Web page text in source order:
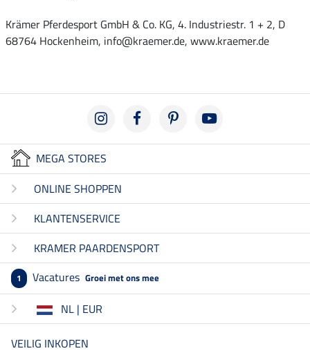
Krämer Pferdesport GmbH & Co. KG, 4. Industriestr. 1 + 2, D
68764 Hockenheim, info@kraemer.de, www.kraemer.de
MEGA STORES
ONLINE SHOPPEN
KLANTENSERVICE
KRAMER PAARDENSPORT
1 Vacatures Groei met ons mee
NL | EUR
VEILIG INKOPEN